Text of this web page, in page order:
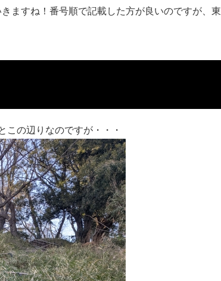
ますね！番号順で記載した方が良いのですが、東
この辺りなのですが・・・